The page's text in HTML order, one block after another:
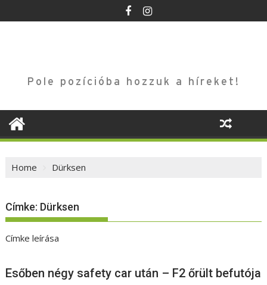
to
Pole pozícióba hozzuk a híreket!
Home Dürksen
Címke: Dürksen
Címke leírása
Esőben négy safety car után – F2 őrült befutója